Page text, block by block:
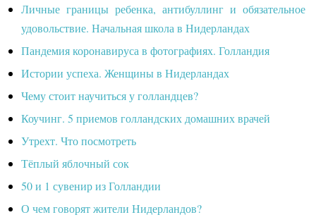
Личные границы ребенка, антибуллинг и обязательное
удовольствие. Начальная школа в Нидерландах
Пандемия коронавируса в фотографиях. Голландия
Истории успеха. Женщины в Нидерландах
Чему стоит научиться у голландцев?
Коучинг. 5 приемов голландских домашних врачей
Утрехт. Что посмотреть
Тёплый яблочный сок
50 и 1 сувенир из Голландии
О чем говорят жители Нидерландов?